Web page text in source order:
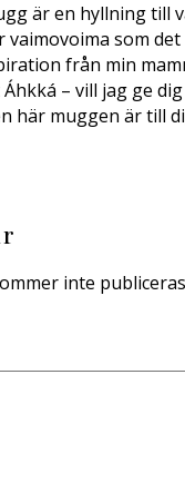
är en hyllning till
som
från min
– vill jag ge
här muggen är till
inte